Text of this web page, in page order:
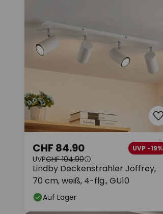
Lindby Deckenstrahler Joffrey,
70 cm, weiß, 4-flg., GU10
CHF 84.90 UVP -19%
UVPCHF 104.90
Auf Lager